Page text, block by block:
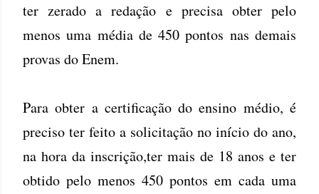
ter zerado a redação e precisa obter pelo
menos uma média de 450 pontos nas demais
provas do Enem.
Para obter a certificação do ensino médio, é
preciso ter feito a solicitação no início do ano,
na hora da inscrição,ter mais de 18 anos e ter
obtido pelo menos 450 pontos em cada uma